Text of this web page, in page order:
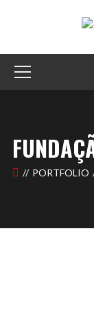
PORTFOLIO